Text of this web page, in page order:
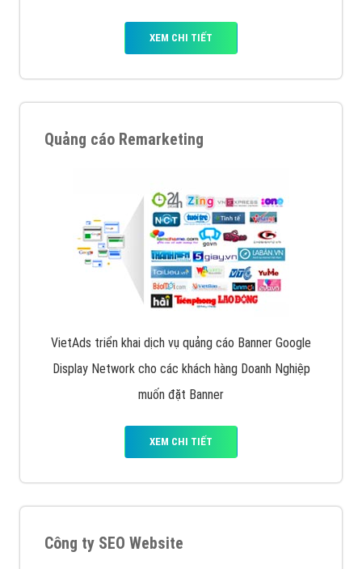
XEM CHI TIẾT
Quảng cáo Remarketing
VietAds triển khai dịch vụ quảng cáo Banner Google
Display Network cho các khách hàng Doanh Nghiệp
muốn đặt Banner
XEM CHI TIẾT
Công ty SEO Website